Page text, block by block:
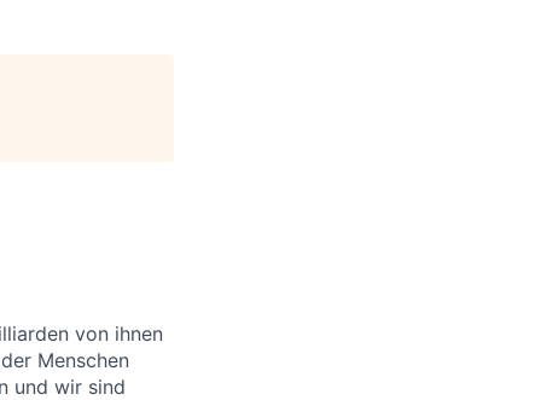
von ihnen
Menschen
und wir sind